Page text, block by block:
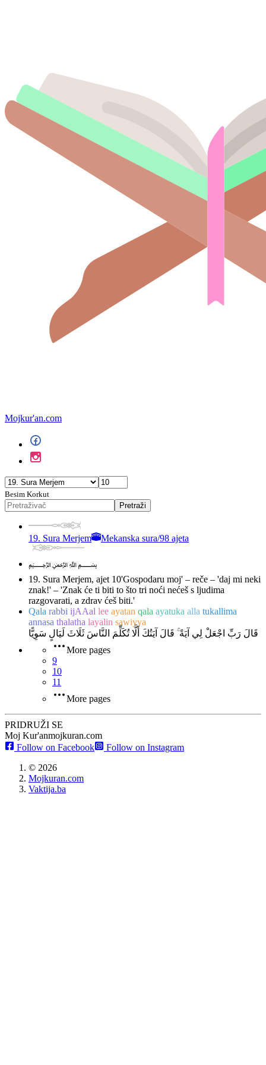
Mojkur'an.com
Besim Korkut
Pretraži
19. Sura Merjem Mekanska sura/98 ajeta
﷽
19. Sura Merjem, ajet 10'Gospodaru moj' – reče – 'daj mi neki
znak!' – 'Znak će ti biti to što tri noći nećeš s ljudima
razgovarati, a zdrav ćeš biti.'
Qala rabbi ijAAal lee ayatan qala ayatuka alla tukallima
annasa thalatha layalin sawiyya
قَالَ رَبِّ اجْعَلْ لِي آيَةً ۚ قَالَ آيَتُكَ أَلَّا تُكَلِّمَ النَّاسَ ثَلَاثَ لَيَالٍ سَوِيًّا
More pages
9
10
11
More pages
PRIDRUŽI SE
Moj Kur'anmojkuran.com
Follow on Facebook
Follow on Instagram
© 2026
Mojkuran.com
Vaktija.ba